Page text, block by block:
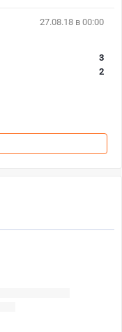
27.08.18 в 00:00
3
2